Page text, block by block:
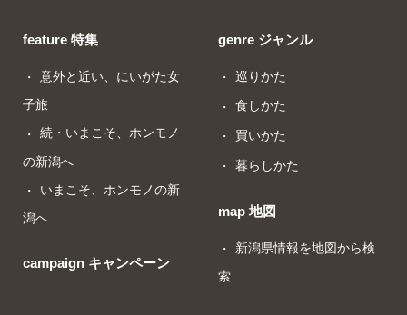
feature 特集
意外と近い、にいがた女
子旅
続・いまこそ、ホンモノ
の新潟へ
いまこそ、ホンモノの新
潟へ
campaign キャンペーン
genre ジャンル
巡りかた
食しかた
買いかた
暮らしかた
map 地図
新潟県情報を地図から検
索